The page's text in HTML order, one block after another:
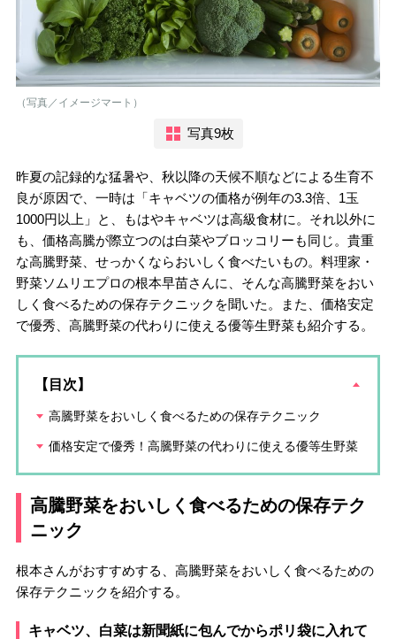
（写真／イメージマート）
写真9枚
昨夏の記録的な猛暑や、秋以降の天候不順などによる生育不
良が原因で、一時は「キャベツの価格が例年の3.3倍、1玉
1000円以上」と、もはやキャベツは高級食材に。それ以外に
も、価格高騰が際立つのは白菜やブロッコリーも同じ。貴重
な高騰野菜、せっかくならおいしく食べたいもの。料理家・
野菜ソムリエプロの根本早苗さんに、そんな高騰野菜をおい
しく食べるための保存テクニックを聞いた。また、価格安定
で優秀、高騰野菜の代わりに使える優等生野菜も紹介する。
【目次】
高騰野菜をおいしく食べるための保存テクニック
価格安定で優秀！高騰野菜の代わりに使える優等生野菜
高騰野菜をおいしく食べるための保存テク
ニック
根本さんがおすすめする、高騰野菜をおいしく食べるための
保存テクニックを紹介する。
キャベツ、白菜は新聞紙に包んでからポリ袋に入れて